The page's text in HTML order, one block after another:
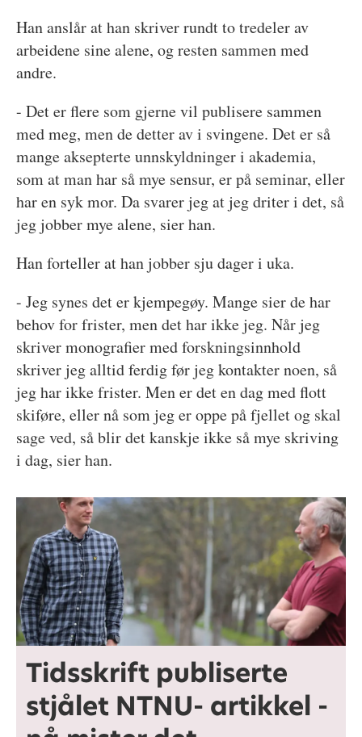
Han anslår at han skriver rundt to tredeler av
arbeidene sine alene, og resten sammen med
andre.
- Det er flere som gjerne vil publisere sammen
med meg, men de detter av i svingene. Det er så
mange aksepterte unnskyldninger i akademia,
som at man har så mye sensur, er på seminar, eller
har en syk mor. Da svarer jeg at jeg driter i det, så
jeg jobber mye alene, sier han.
Han forteller at han jobber sju dager i uka.
- Jeg synes det er kjempegøy. Mange sier de har
behov for frister, men det har ikke jeg. Når jeg
skriver monografier med forskningsinnhold
skriver jeg alltid ferdig før jeg kontakter noen, så
jeg har ikke frister. Men er det en dag med flott
skiføre, eller nå som jeg er oppe på fjellet og skal
sage ved, så blir det kanskje ikke så mye skriving
i dag, sier han.
Tidsskrift publiserte
stjålet NTNU- artikkel -